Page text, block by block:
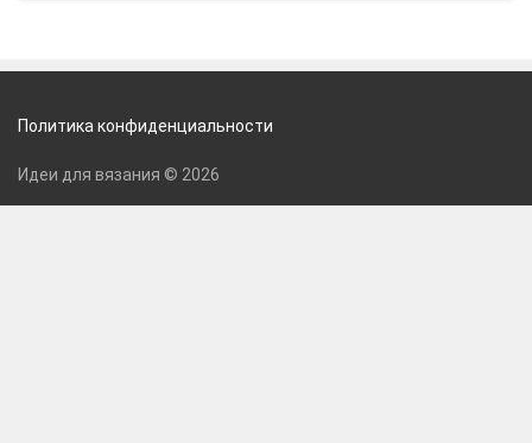
Политика конфиденциальности
Идеи для вязания © 2026